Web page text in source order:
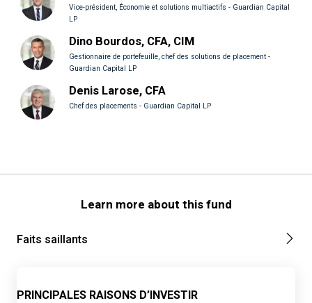
Vice-président, Économie et solutions multiactifs - Guardian Capital
LP
Dino Bourdos, CFA, CIM
Gestionnaire de portefeuille, chef des solutions de placement -
Guardian Capital LP
Denis Larose, CFA
Chef des placements - Guardian Capital LP
Learn more about this fund
Faits saillants
PRINCIPALES RAISONS D’INVESTIR